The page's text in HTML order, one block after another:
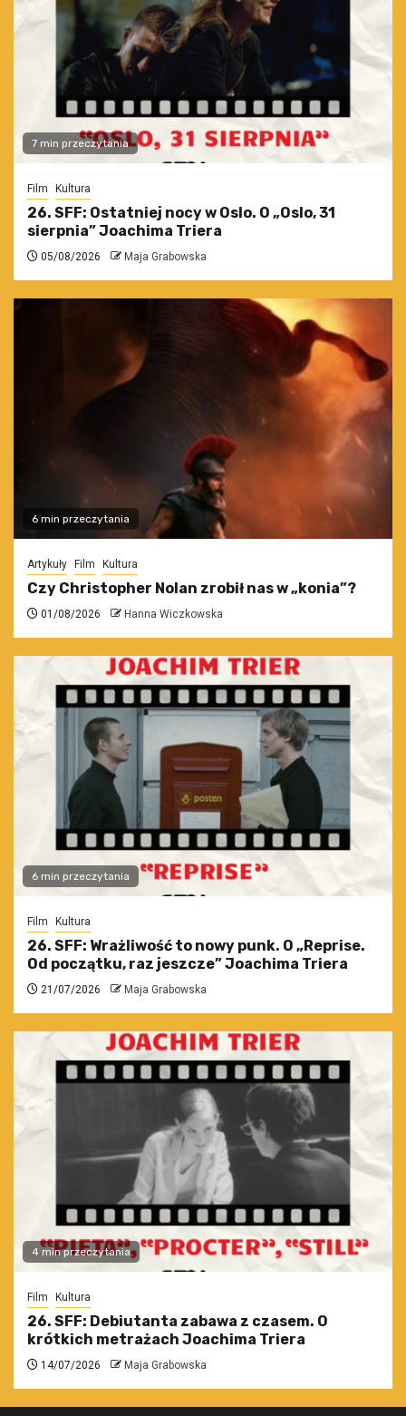
7 min przeczytania
Film Kultura
26. SFF: Ostatniej nocy w Oslo. O „Oslo, 31
sierpnia” Joachima Triera
05/08/2026 Maja Grabowska
6 min przeczytania
Artykuły Film Kultura
Czy Christopher Nolan zrobił nas w „konia”?
01/08/2026 Hanna Wiczkowska
6 min przeczytania
Film Kultura
26. SFF: Wrażliwość to nowy punk. O „Reprise.
Od początku, raz jeszcze” Joachima Triera
21/07/2026 Maja Grabowska
4 min przeczytania
Film Kultura
26. SFF: Debiutanta zabawa z czasem. O
krótkich metrażach Joachima Triera
14/07/2026 Maja Grabowska